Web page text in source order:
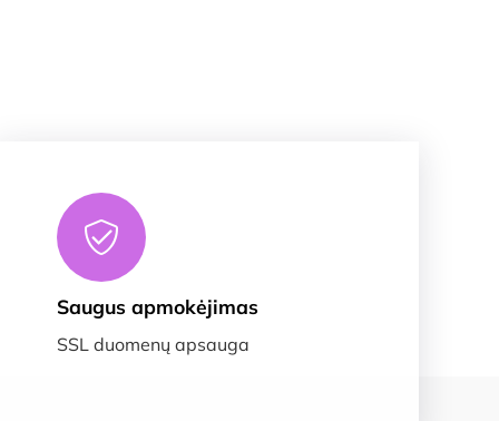
Saugus apmokėjimas
SSL duomenų apsauga